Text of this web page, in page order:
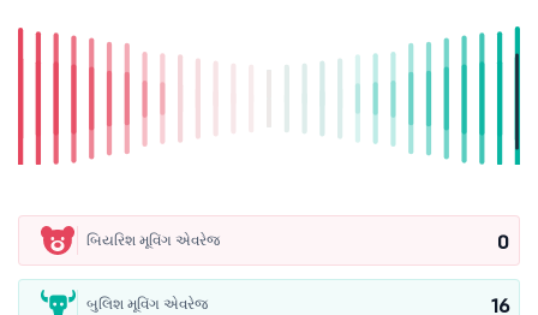
બિયરિશ મૂવિંગ એવરેજ 0
બુલિશ મૂવિંગ એવરેજ 16